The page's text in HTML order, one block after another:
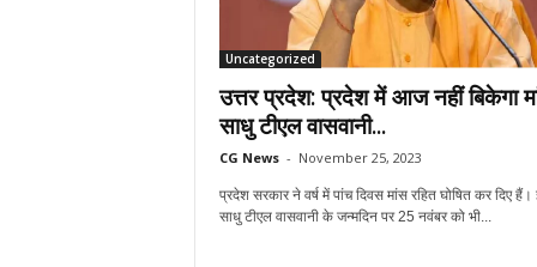
Uncategorized
उत्तर प्रदेश: प्रदेश में आज नहीं बिकेगा
साधु टीएल वासवानी...
CG News - November 25, 2023
प्रदेश सरकार ने वर्ष में पांच दिवस मांस रहित घोषित कर दिए हैं।
साधु टीएल वासवानी के जन्मदिन पर 25 नवंबर को भी...